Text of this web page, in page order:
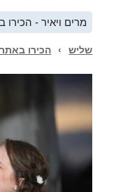
מרים ויאיר - הכירו
שליש › הכירו באתר